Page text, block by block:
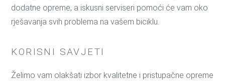
dodatne opreme, a iskusni serviseri pomoći će vam oko
rješavanja svih problema na vašem biciklu.
KORISNI SAVJETI
Želimo vam olakšati izbor kvalitetne i pristupačne opreme